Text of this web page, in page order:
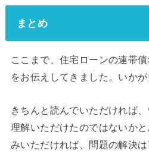
まとめ
ここまで、住宅ローンの連帯
をお伝えしてきました。いかが
きちんと読んでいただければ
理解いただけたのではないか
みいただければ、問題の解決は